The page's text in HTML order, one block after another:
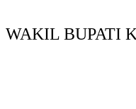
WAKIL BUPATI